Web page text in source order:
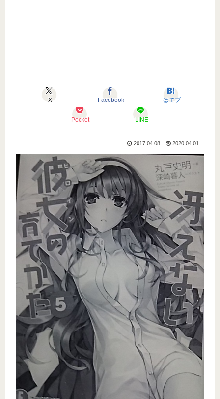
X Facebook はてブ
Pocket LINE
2017.04.08 2020.04.01